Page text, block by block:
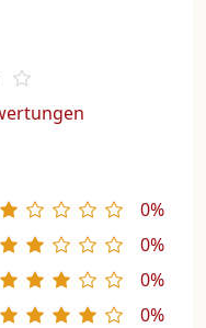
0%
0%
0%
0%